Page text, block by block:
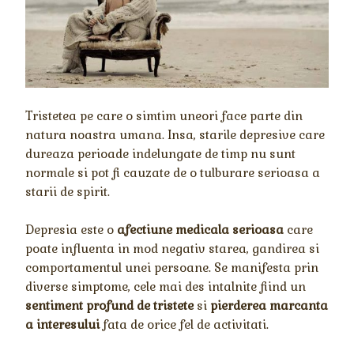
Tristetea pe care o simtim uneori face parte din
natura noastra umana. Insa, starile depresive care
dureaza perioade indelungate de timp nu sunt
normale si pot fi cauzate de o tulburare serioasa a
starii de spirit.
Depresia este o afectiune medicala serioasa care
poate influenta in mod negativ starea, gandirea si
comportamentul unei persoane. Se manifesta prin
diverse simptome, cele mai des intalnite fiind un
sentiment profund de tristetesi pierderea marcanta
a interesuluifata de orice fel de activitati.